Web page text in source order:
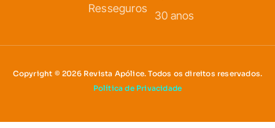
Resseguros
30 anos
Copyright © 2026 Revista Apólice. Todos os direitos reservados.
Política de Privacidade